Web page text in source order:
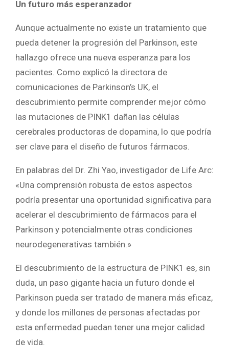
Un futuro más esperanzador
Aunque actualmente no existe un tratamiento que
pueda detener la progresión del Parkinson, este
hallazgo ofrece una nueva esperanza para los
pacientes. Como explicó la directora de
comunicaciones de Parkinson’s UK, el
descubrimiento permite comprender mejor cómo
las mutaciones de PINK1 dañan las células
cerebrales productoras de dopamina, lo que podría
ser clave para el diseño de futuros fármacos.
En palabras del Dr. Zhi Yao, investigador de Life Arc:
«Una comprensión robusta de estos aspectos
podría presentar una oportunidad significativa para
acelerar el descubrimiento de fármacos para el
Parkinson y potencialmente otras condiciones
neurodegenerativas también.»
El descubrimiento de la estructura de PINK1 es, sin
duda, un paso gigante hacia un futuro donde el
Parkinson pueda ser tratado de manera más eficaz,
y donde los millones de personas afectadas por
esta enfermedad puedan tener una mejor calidad
de vida.